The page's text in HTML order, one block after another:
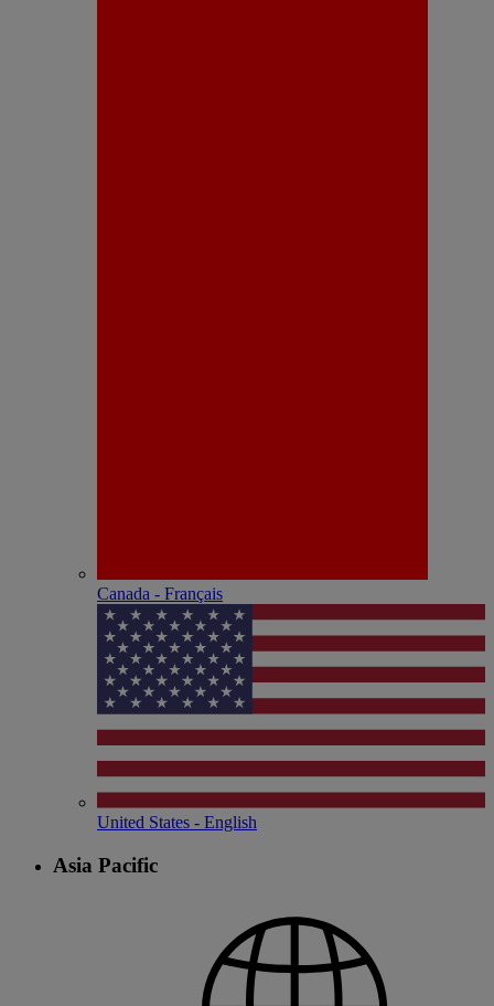
Canada - Français
United States - English
Asia Pacific